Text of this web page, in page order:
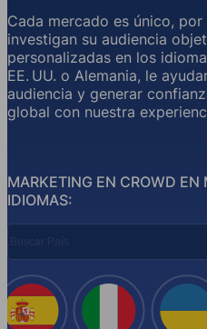
MARKETING EN CROWD EN
IDIOMAS:
Cada mercado es único,
investigan su audiencia
personalizadas en los
EE. UU. o Alemania, le
audiencia y generar
global con nuestra
España Italia